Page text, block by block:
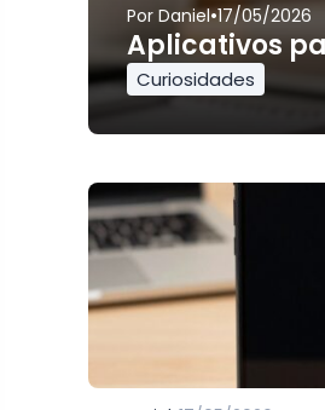
Por Daniel•17/05/2026
Aplicativos
Curiosidades